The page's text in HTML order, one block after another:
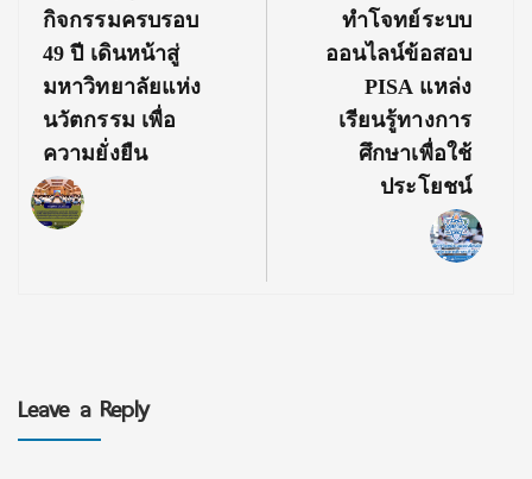
Post:
กิจกรรมครบรอบ
49 ปี เดินหน้าสู่
มหาวิทยาลัยแห่ง
นวัตกรรม เพื่อ
ความยั่งยืน
Post:
ทำโจทย์ระบบ
ออนไลน์ข้อสอบ
PISA แหล่ง
เรียนรู้ทางการ
ศึกษาเพื่อใช้
ประโยชน์
Leave a Reply